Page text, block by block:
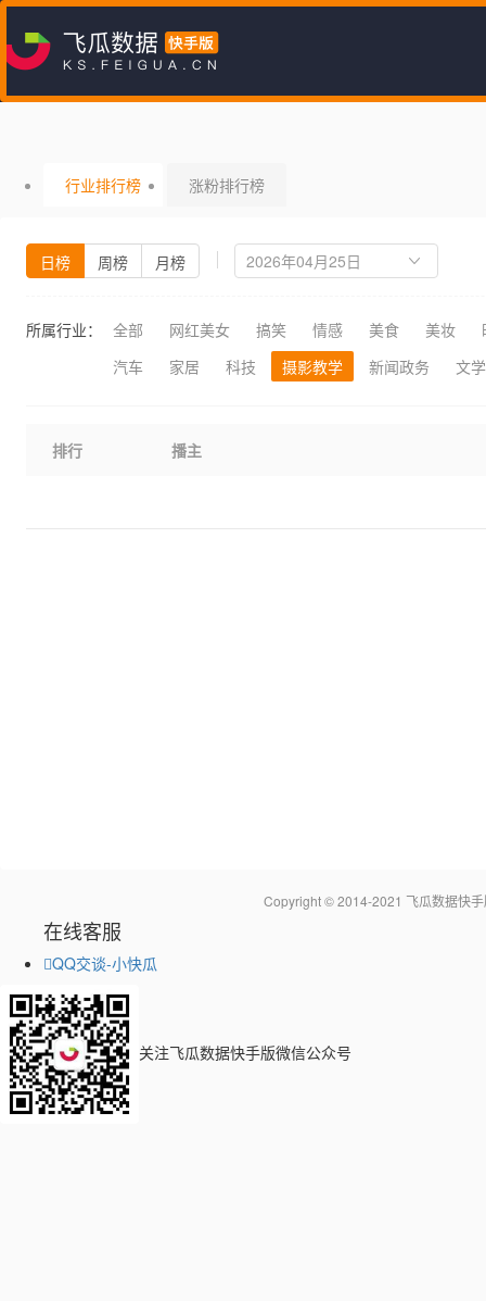
行业排行榜 涨粉排行榜
日榜 周榜 月榜
所属行业： 全部 网红美女 搞笑 情感 美食 美妆
汽车
家居 科技 摄影教学 新闻政务 文
排行 播主
Copyright © 2014-2021 飞瓜数据快
在线客服
QQ交谈-小快瓜
关注飞瓜数据快手版微信公众号